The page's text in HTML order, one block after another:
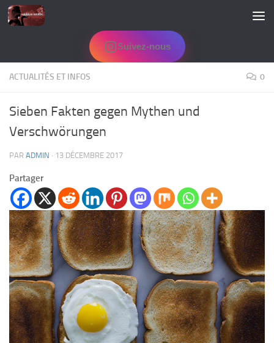
Skip to content
Suivez-nous
ACTUALITÉS ET INFOS 0
Sieben Fakten gegen Mythen und
Verschwörungen
PAR ADMIN · 13 DÉCEMBRE 2017
Partager